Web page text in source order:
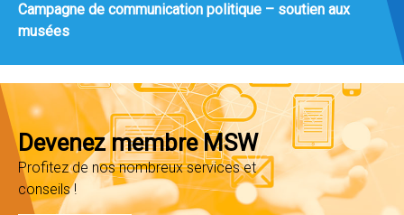
Campagne de communication politique – soutien aux
musées
Devenez membre MSW
Profitez de nos nombreux services et
conseils !